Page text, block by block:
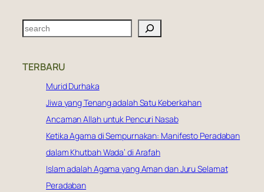
S
e
r
TERBARU
Murid Durhaka
Jiwa yang Tenang adalah Satu Keberkahan
Ancaman Allah untuk Pencuri Nasab
Ketika Agama di Sempurnakan: Manifesto Peradaban
dalam Khutbah Wada’ di Arafah
Islam adalah Agama yang Aman dan Juru Selamat
Peradaban